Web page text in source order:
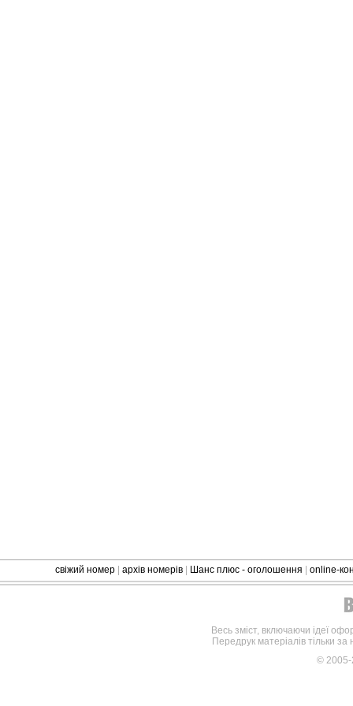
свіжий номер архів номерів Шанс плюс - оголошення online-
Весь зміст, включаючи ідеї
Передрук матеріалів тільки
©